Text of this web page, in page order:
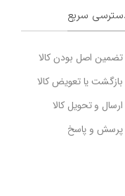
سریع
اصل بودن کالا
یا تعویض کالا
و تحویل کالا
و پاسخ